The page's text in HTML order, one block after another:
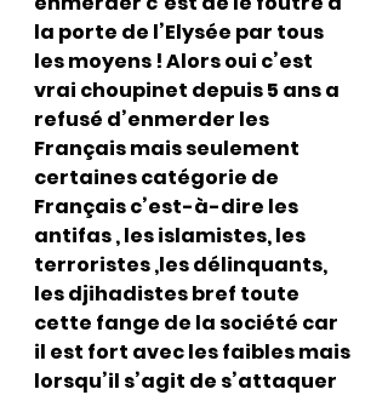
la porte de l’Elysée par tous
les moyens ! Alors oui c’est
vrai choupinet depuis 5 ans a
refusé d’enmerder les
Français mais seulement
certaines catégorie de
Français c’est-à-dire les
antifas , les islamistes, les
terroristes ,les délinquants,
les djihadistes bref toute
cette fange de la société car
il est fort avec les faibles mais
lorsqu’il s’agit de s’attaquer